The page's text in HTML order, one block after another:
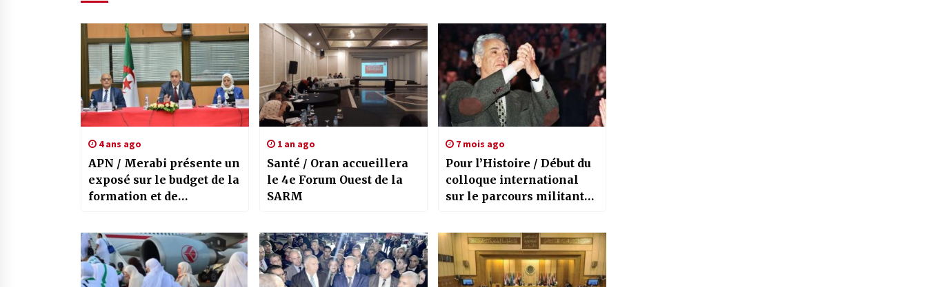
4 ans ago
APN / Merabi présente un
exposé sur le budget de la
formation et de
professionnels
1 an ago
Santé / Oran accueillera
le 4e Forum Ouest de la
SARM
7 mois ago
Pour l’Histoire / Début du
colloque international
sur le parcours militant
Hocine Ait Ahmed